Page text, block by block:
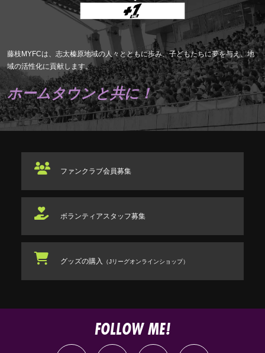
藤枝MYFCは、志太榛原地域の人々とともに歩み、子どもたちに夢を与え、地
域の活性化に貢献します。
ホームタウンと共に！
ファンクラブ会員募集
ボランティアスタッフ募集
グッズの購入 （Jリーグオンラインショップ）
FOLLOW ME!